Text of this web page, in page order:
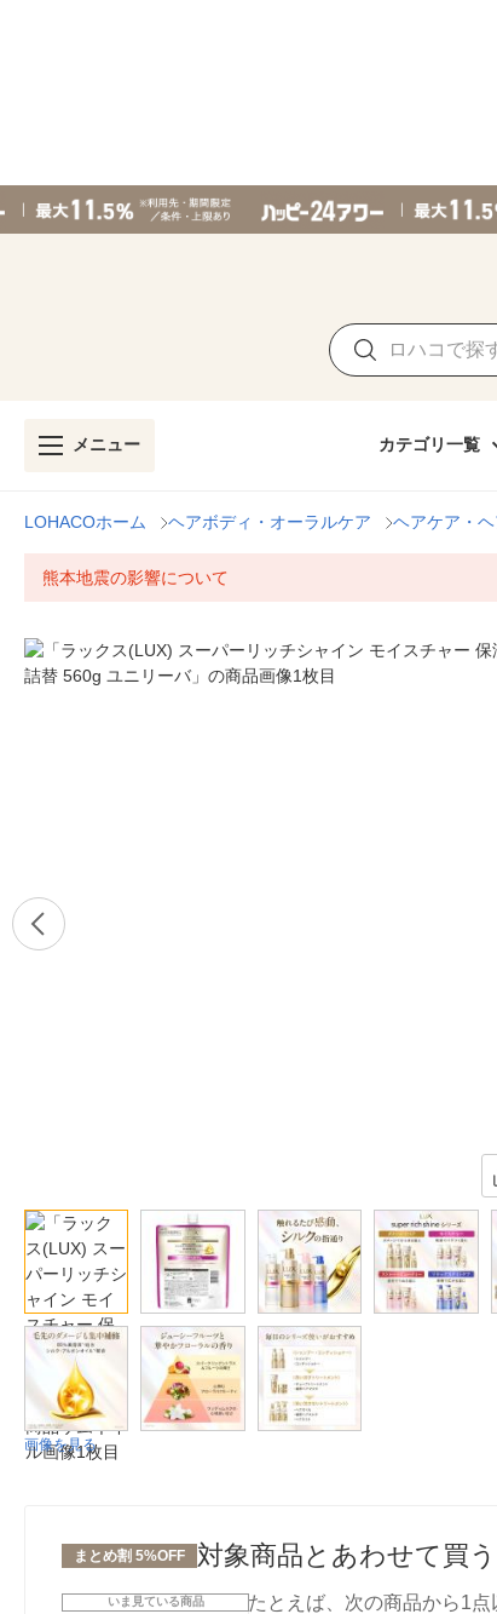
メニュー カテゴリ一覧
LOHACOホーム ヘアボディ・オーラルケア ヘアケア・
熊本地震の影響について
画像を見る
まとめ割 5%OFF 対象商品とあわせて買
いま見ている商品 たとえば、次の商品から1